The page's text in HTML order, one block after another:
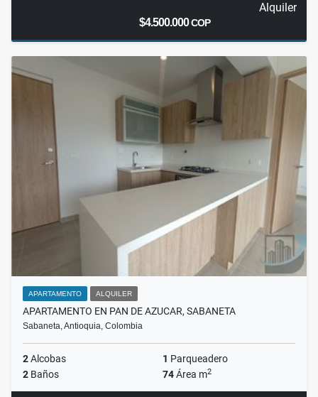
Alquiler
$4.500.000COP
APARTAMENTO ALQUILER
APARTAMENTO EN PAN DE AZUCAR, SABANETA
Sabaneta, Antioquia, Colombia
2Alcobas 1 Parqueadero
2 Baños 74Área m2